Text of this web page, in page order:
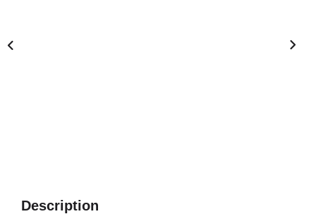
Description